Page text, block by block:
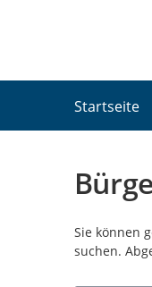
Startseite
Sie können
suchen.